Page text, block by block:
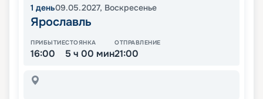
1 день09.05.2027, Воскресенье
Ярославль
ПРИБЫТИЕ
16:00
СТОЯНКА
5 ч 00 мин
ОТПРАВЛЕНИЕ
21:00